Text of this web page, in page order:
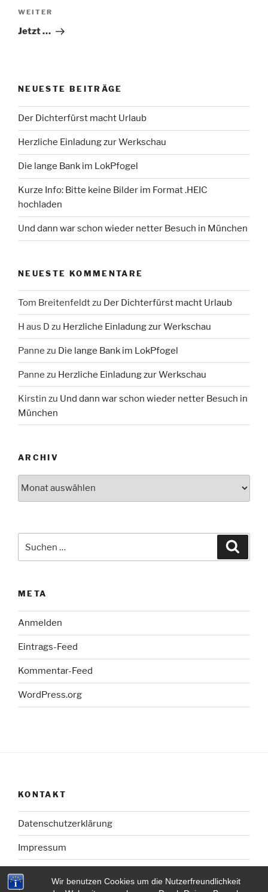
Wir benutzen Cookies um die Nutzerfreundlichkeit
Nächster
Beitrag
WEITER
Jetzt …
NEUESTE BEITRÄGE
Der Dichterfürst macht Urlaub
Herzliche Einladung zur Werkschau
Die lange Bank im LokPfogel
Kurze Info: Bitte keine Bilder im Format .HEIC
hochladen
Und dann war schon wieder netter Besuch in München
NEUESTE KOMMENTARE
Tom Breitenfeldtzu Der Dichterfürst macht Urlaub
H aus D zu Herzliche Einladung zur Werkschau
Panne zu Die lange Bank im LokPfogel
Panne zu Herzliche Einladung zur Werkschau
Kirstin zu Und dann war schon wieder netter Besuch in
München
ARCHIV
nach:
META
Anmelden
Eintrags-Feed
Kommentar-Feed
WordPress.org
KONTAKT
Datenschutzerklärung
Impressum